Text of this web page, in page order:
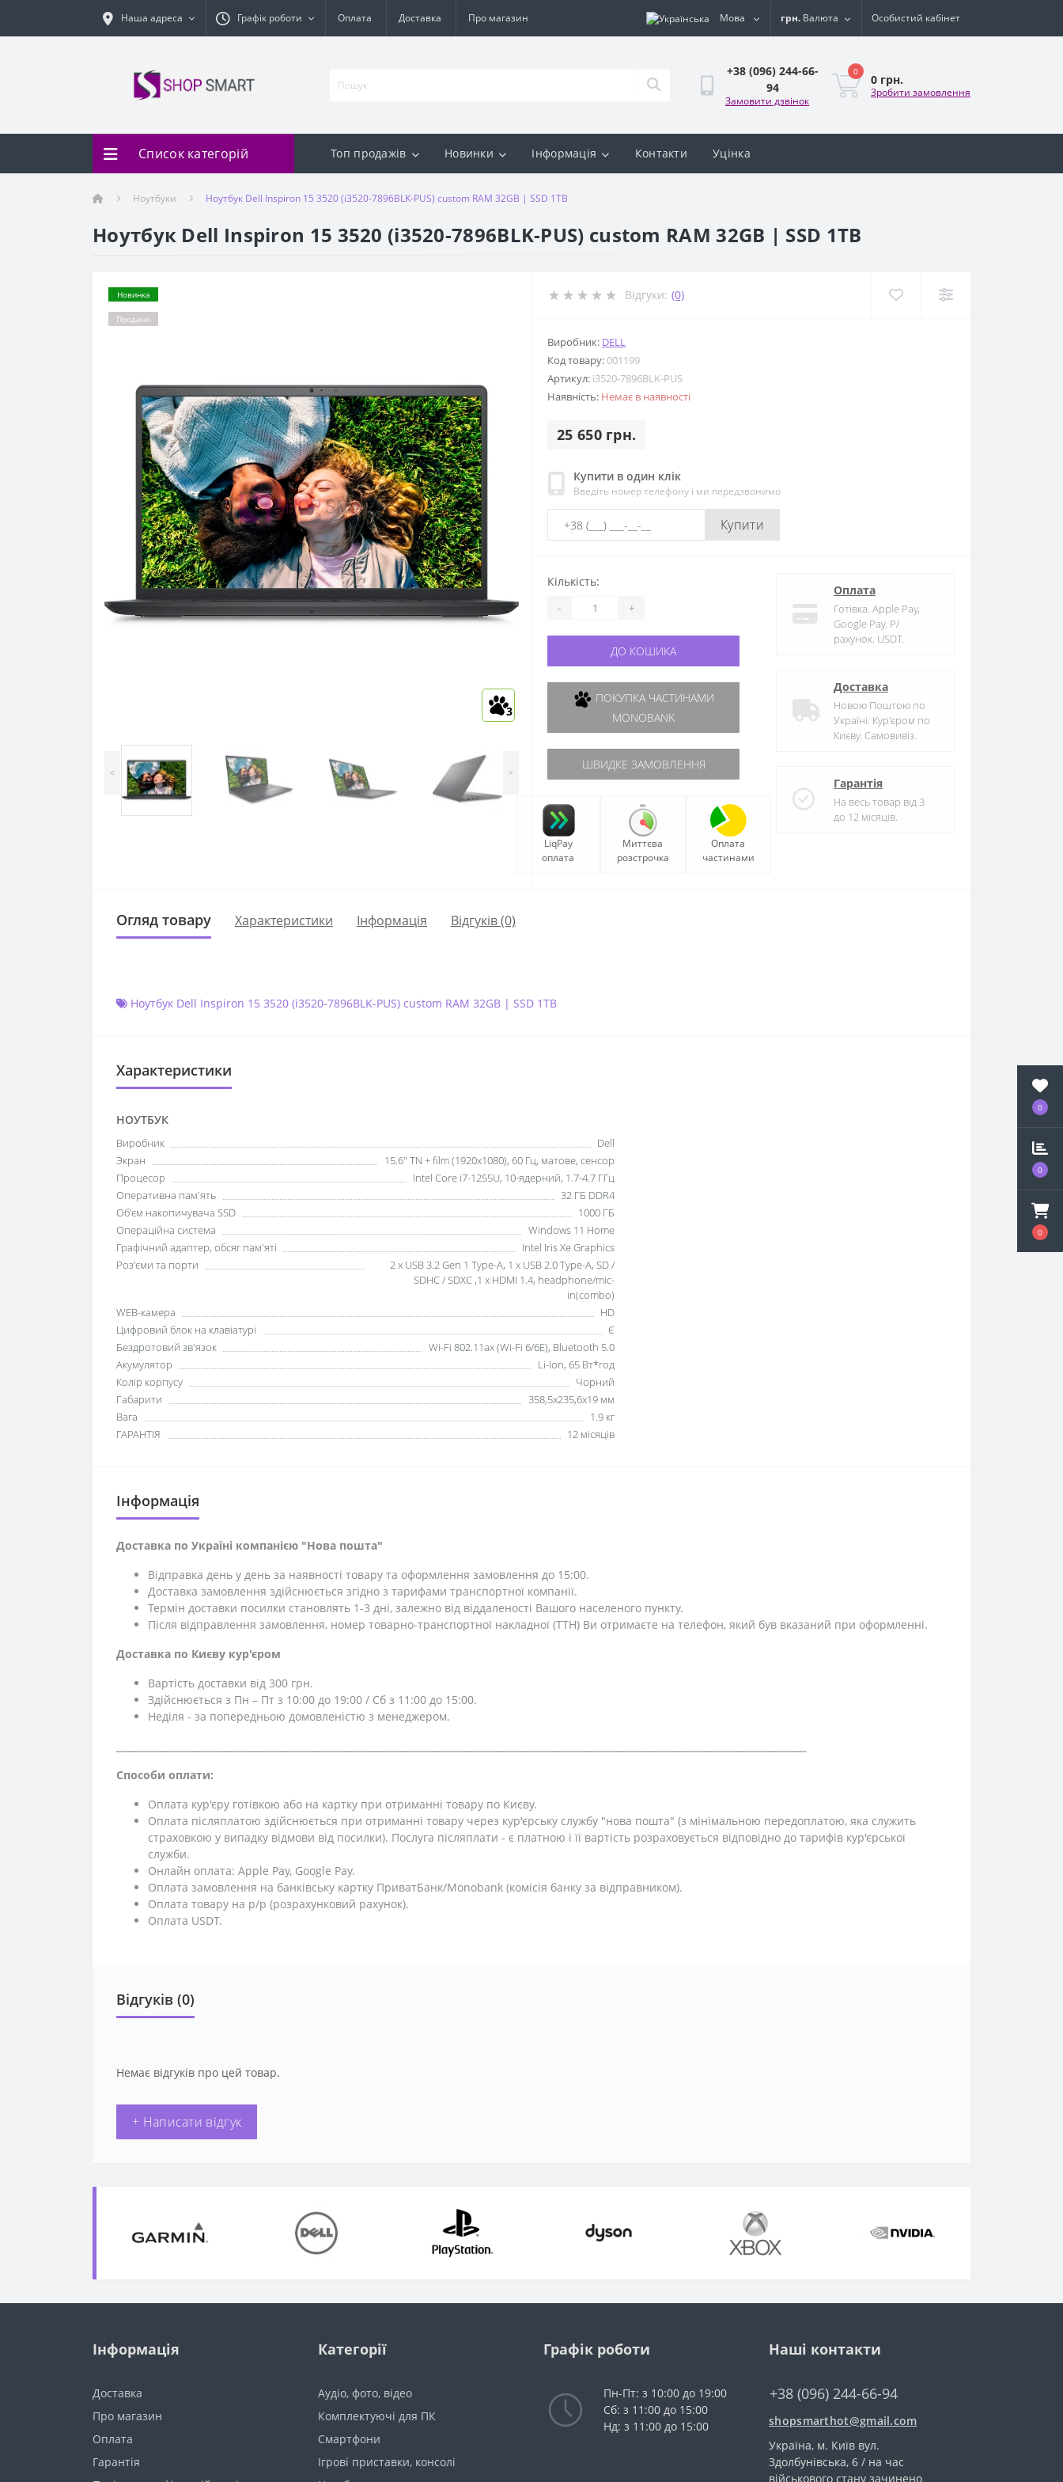
0
0
0
Наша адреса Графік роботи Оплата Доставка Про магазин Мова грн. Валюта Особистий кабінет
+38 (096) 244-66-
94
Замовити дзвінок
0
0 грн.
Зробити замовлення
Список категорій Топ продажів Новинки Інформація Контакти Уцінка
Ноутбуки Ноутбук Dell Inspiron 15 3520 (i3520-7896BLK-PUS) custom RAM 32GB | SSD 1TB
Ноутбук Dell Inspiron 15 3520 (i3520-7896BLK-PUS) custom RAM 32GB | SSD 1TB
Новинка
Продано
3
< >
Відгуки: (0)
Виробник: DELL
Код товару:001199
Артикул: i3520-7896BLK-PUS
Наявність: Немає в наявності
25 650 грн.
Купити в один клік
Введіть номер телефону і ми передзвонимо
Купити
Кількість:
- +
ДО КОШИКА
MONOBANK
ШВИДКЕ ЗАМОВЛЕННЯ
LiqPay
оплата
Миттєва
розстрочка
Оплата
частинами
Оплата
Готівка. Apple Pay,
Google Pay. Р/
рахунок. USDT.
Доставка
Новою Поштою по
Україні. Кур'єром по
Києву. Самовивіз.
Гарантія
На весь товар від 3
до 12 місяців.
Огляд товару Характеристики Iнформація Відгуків (0)
Ноутбук Dell Inspiron 15 3520 (i3520-7896BLK-PUS) custom RAM 32GB | SSD 1TB
Характеристики
НОУТБУК
Виробник
Dell
Экран
15.6" TN + film (1920х1080), 60 Гц, матове, сенсор
Процесор
Intel Core i7-1255U, 10-ядерний, 1.7-4.7 ГГц
Оперативна пам'ять
32 ГБ DDR4
Об'єм накопичувача SSD
1000 ГБ
Операційна система
Windows 11 Home
Графічний адаптер, обсяг пам'яті
Intel Iris Xe Graphics
Роз'єми та порти
2 х USB 3.2 Gen 1 Type-A, 1 х USB 2.0 Type-A, SD /
SDHC / SDXC ,1 x HDMI 1.4, headphone/mic-
in(combo)
WEB-камера
HD
Цифровий блок на клавіатурі
Є
Бездротовий зв'язок
Wi-Fi 802.11ax (Wi-Fi 6/6E), Bluetooth 5.0
Акумулятор
Li-Ion, 65 Вт*год
Колір корпусу
Чорний
Габарити
358,5x235,6x19 мм
Вага
1.9 кг
ГАРАНТІЯ
12 місяців
Iнформація
Доставка по Україні компанією "Нова пошта"
Відправка день у день за наявності товару та оформлення замовлення до 15:00.
Доставка замовлення здійснюється згідно з тарифами транспортної компанії.
Термін доставки посилки становлять 1-3 дні, залежно від віддаленості Вашого населеного пункту.
Після відправлення замовлення, номер товарно-транспортної накладної (ТТН) Ви отримаєте на телефон, який був вказаний при оформленні.
Доставка по Києву кур'єром
Вартість доставки від 300 грн.
Здійснюється з Пн – Пт з 10:00 до 19:00 / Сб з 11:00 до 15:00.
Неділя - за попередньою домовленістю з менеджером.
Способи оплати:
Оплата кур'єру готівкою або на картку при отриманні товару по Києву.
Оплата післяплатою здійснюється при отриманні товару через кур'єрську службу "нова пошта" (з мінімальною передоплатою, яка служить
страховкою у випадку відмови від посилки). Послуга післяплати - є платною і її вартість розраховується відповідно до тарифів кур'єрської
служби.
Онлайн оплата: Apple Pay, Google Pay.
Оплата замовлення на банківську картку ПриватБанк/Monobank (комісія банку за відправником).
Оплата товару на р/р (розрахунковий рахунок).
Оплата USDT.
Відгуків (0)
Немає відгуків про цей товар.
+ Написати відгук
Інформація
Доставка
Про магазин
Оплата
Гарантія
Категорії
Аудіо, фото, відео
Комплектуючі для ПК
Смартфони
Ігрові приставки, консолі
Графік роботи
Пн-Пт: з 10:00 до 19:00
Сб: з 11:00 до 15:00
Нд: з 11:00 до 15:00
Наші контакти
+38 (096) 244-66-94
shopsmarthot@gmail.com
Українa, м. Київ вул.
Здолбунівська, 6 / на час
військового стану зачинено